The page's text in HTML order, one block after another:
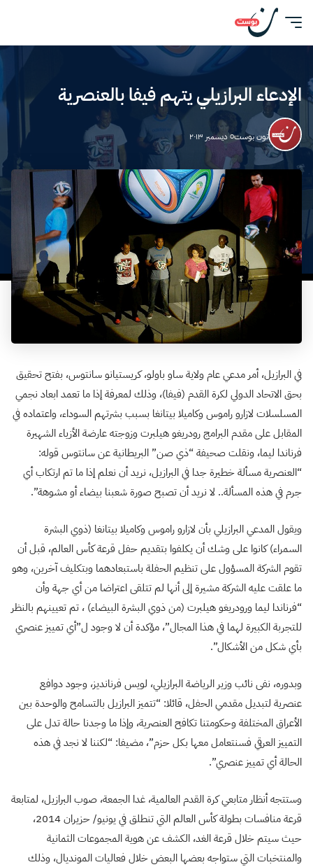
الإدعاء البرازيلي يتهم فيفا بالعنصرية
نون بوست٥ ديسمبر ٢٠١٣
في البرازيل، أمر مدعي عام ولاية ساو باولو، كريستيانو سانتوس، بفتح تحقيق
بحق الاتحاد الدولي لكرة القدم (فيفا)، وذلك لمعرفة إذا ما تعمد ابعاد نجمي
المسلسلات لازارو راموس وكاميلا بيتانغا بسبب بشرتهم السوداء، واعتماده في
المقابل على مقدم البرامج رودريغو هيلبرت وزوجته عارضة الأزياء الشهيرة
فرناندا ليما، ونقلت صحيفة “ذي صن” البريطانية عن سانتوس قوله:
“العنصرية مسألة خطيرة جدا في البرازيل، نريد أن نعلم إذا ما تم ارتكاب أي
جرم في هذه المسألة.. لا نريد أن تصبح صورة شعبنا بيضاء أو مشوهة”.
ويقول المدعي البرازيلي بأن لازارو راموس وكاميلا بيتانغا (ذوي البشرة
السمراء) كانوا على وشك أن يكلفوا بتقديم حفل قرعة كأس العالم، قبل أن
تقوم الشركة المسؤول على تنظيم الحفلة باستبعادهما وبتكليف آخرين، وهو
ما علقت عليه الشركة مشيرة إلى أنها لم تتلقى اعتراضا من أي جهة وأن
“فرناندا ليما ورودريغو هيلبرت (من ذوي البشرة البيضاء) ، تم تعيينهم بالنظر
للتجربة الكبيرة لهما في هذا المجال”، مؤكدة أن لا وجود ل”أي تمييز عنصري
بأي شكل من الأشكال”.
وبدوره، نفى نائب وزير الرياضة البرازيلي، لويس فرنانديز، وجود دوافع
عنصرية لتبديل مقدمي الحفل، قائلا: “تتميز البرازيل بالتسامح والوحدة بين
الأعراق المختلفة وحكومتنا تكافح العنصرية، وإذا ما وجدنا حالة تدل على
التمييز العرقي فسنتعامل معها بكل حزم”، مضيفا: “لكننا لا نجد في هذه
الحالة أي تمييز عنصري”.
وستتجه أنظار متابعي كرة القدم العالمية، غدا الجمعة، صوب البرازيل، لمتابعة
قرعة منافسات بطولة كأس العالم التي تنطلق في يونيو/ حزيران 2014،
حيث سيتم خلال قرعة الغد، الكشف عن هوية المجموعات الثمانية
والمنتخبات التي ستواجه بعضها البعض خلال فعاليات المونديال، وذلك